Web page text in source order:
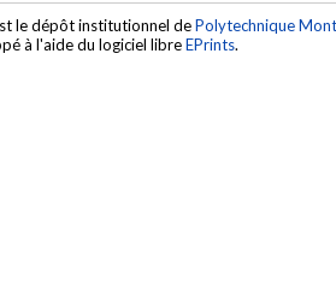
le dépôt institutionnel dePolytechnique
à l'aide du logiciel libreEPrints.